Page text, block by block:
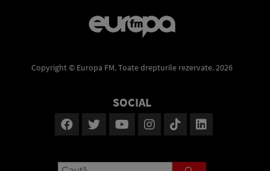
Copyright © Europa FM. Toate drepturile rezervate. 2026
SOCIAL